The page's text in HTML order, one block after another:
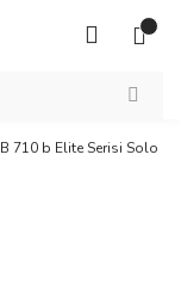
B 710 b Elite Serisi Solo